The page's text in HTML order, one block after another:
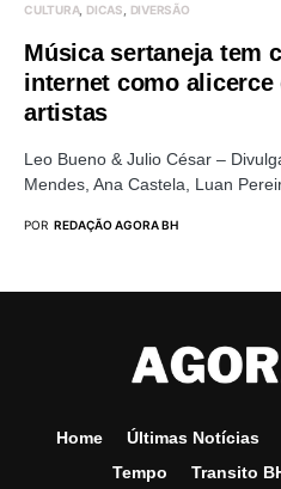
CULTURA DICAS DIVERSÃO
Música sertaneja tem
internet como
artistas
Leo Bueno & Julio César –
Mendes, Ana Castela, Luan
POR REDAÇÃO AGORA BH
Home Últimas Notícias
Tempo
Transito